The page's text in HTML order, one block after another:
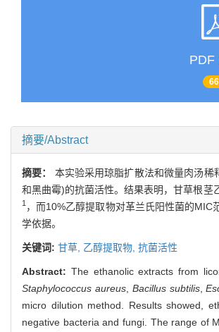
PDF
摘要/Abstract
摘要： 本实验采用琼脂扩散法和微量肉汤
和黑曲霉)的抗菌活性。结果表明，甘草根
1 ，而10%乙醇提取物对革兰氏阳性菌的MIC
学依据。
关键词: 甘草, 乙醇提取物, 抗菌活性
Abstract: The ethanolic extracts from
Staphylococcus aureus, Bacillus subtilis,
micro dilution method. Results showed,
negative bacteria and fungi. The range of